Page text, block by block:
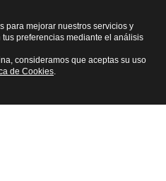
para mejorar nuestros servicios y
preferencias mediante el análisis
consideramos que aceptas su uso
de Cookies.